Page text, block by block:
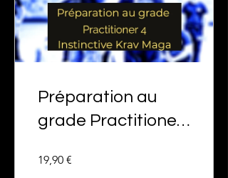
Préparation au
grade Practitioner
Maga
19,90 €